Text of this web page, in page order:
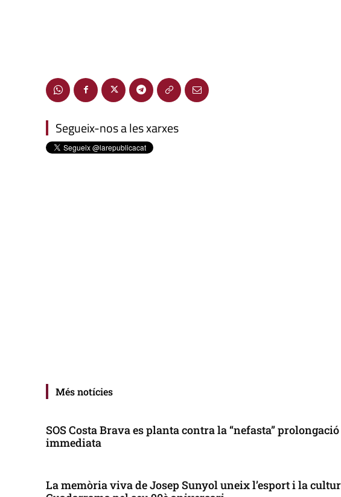
Segueix-nos a les xarxes
Més notícies
SOS Costa Brava es planta contra la “nefasta”
immediata
La memòria viva de Josep Sunyol uneix l’esport i la